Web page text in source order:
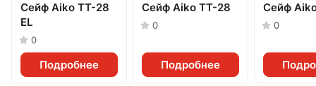
Сейф Aiko TT-28
EL
0
Подробнее
Сейф Aiko TT-28
0
Подробнее
Сейф
0